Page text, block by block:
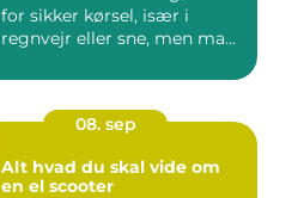
for sikker kørsel, især i
regnvejr eller sne, men ma...
08. sep
Alt hvad du skal vide om
en el scooter